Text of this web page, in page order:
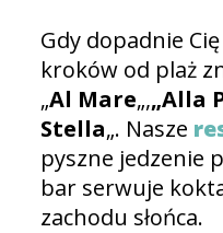
Gdy dopadnie
kroków od plaż
„Al Mare„,„Alla
Stella„. Nasze
pyszne jedzenie
bar serwuje
zachodu słońca.